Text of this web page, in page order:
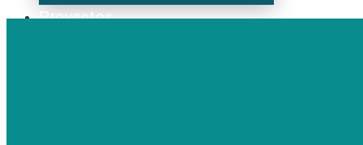
Proyectos